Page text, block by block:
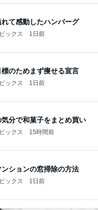
れて感動したハンバーグ
ックス 1日前
標のためまず痩せる宣言
ックス 1日前
分で和菓子をまとめ買い
ックス 15時間前
ションの窓掃除の方法
ックス 1日前